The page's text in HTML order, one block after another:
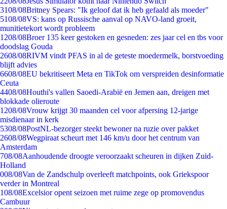
3108/08Britney Spears: "Ik geloof dat ik heb gefaald als moeder"
5108/08VS: kans op Russische aanval op NAVO-land groeit,
munitietekort wordt probleem
1208/08Broer 135 keer gestoken en gesneden: zes jaar cel en tbs voor
doodslag Gouda
2608/08RIVM vindt PFAS in al de geteste moedermelk, borstvoeding
blijft advies
6608/08EU bekritiseert Meta en TikTok om verspreiden desinformatie
Ceuta
4408/08Houthi's vallen Saoedi-Arabië en Jemen aan, dreigen met
blokkade olieroute
1208/08Vrouw krijgt 30 maanden cel voor afpersing 12-jarige
misdienaar in kerk
5308/08PostNL-bezorger steekt bewoner na ruzie over pakket
2608/08Wegpiraat scheurt met 146 km/u door het centrum van
Amsterdam
708/08Aanhoudende droogte veroorzaakt scheuren in dijken Zuid-
Holland
008/08Van de Zandschulp overleeft matchpoints, ook Griekspoor
verder in Montreal
108/08Excelsior opent seizoen met ruime zege op promovendus
Cambuur